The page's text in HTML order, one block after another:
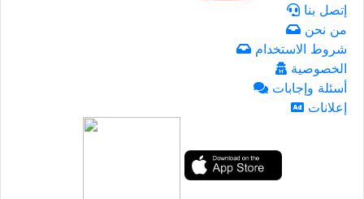
إتصل بنا
من نحن
شروط الاستخدام
الخصوصية
أسئلة وإجابات
إعلانات